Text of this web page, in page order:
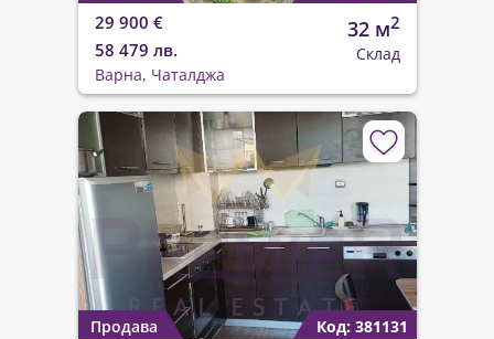
29 900 €
58 479 лв.
32 м2
Склад
Варна, Чаталджа
Продава Код: 381131